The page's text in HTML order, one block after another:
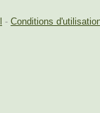
- Conditions